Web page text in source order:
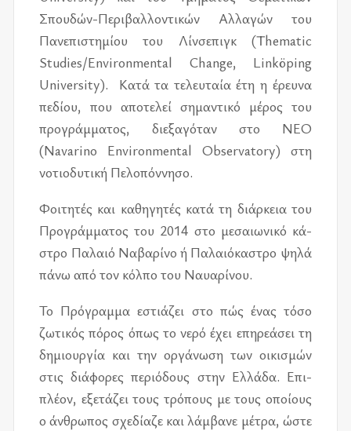
Σπου­δών-Περι­βαλ­λο­ντι­κών Αλλα­γών του
Πανε­πι­στη­μί­ου του Λίν­σε­πιγκ (Thematic
Studies/​Environmental Change, Linköping
University). Κατά τα τε­λευ­ταία έτη η έρευ­να
πε­δί­ου, που απο­τε­λεί ση­μα­ντι­κό μέ­ρος του
προ­γράμ­μα­τος, διε­ξα­γό­ταν στο NEO
(Navarino Environmental Observatory) στη
νο­τιο­δυ­τι­κή Πελο­πόν­νη­σο.
Φοι­τη­τές και κα­θη­γη­τές κατά τη διάρ­κεια του
Προ­γράμ­μα­τος του 2014 στο με­σαιω­νι­κό κά­
στρο Παλαιό Ναβα­ρί­νο ή Παλαιό­κα­στρο ψηλά
πάνω από τον κόλ­πο του Ναυα­ρί­νου.
Το Πρό­γραμ­μα εστιά­ζει στο πώς ένας τόσο
ζω­τι­κός πό­ρος όπως το νερό έχει επη­ρε­ά­σει τη
δη­μιουρ­γία και την ορ­γά­νω­ση των οι­κι­σμών
στις διά­φο­ρες πε­ριό­δους στην Ελλά­δα. Επι­
πλέ­ον, εξε­τά­ζει τους τρό­πους με τους οποί­ους
ο άν­θρω­πος σχε­δί­α­ζε και λάμ­βα­νε μέ­τρα, ώστε